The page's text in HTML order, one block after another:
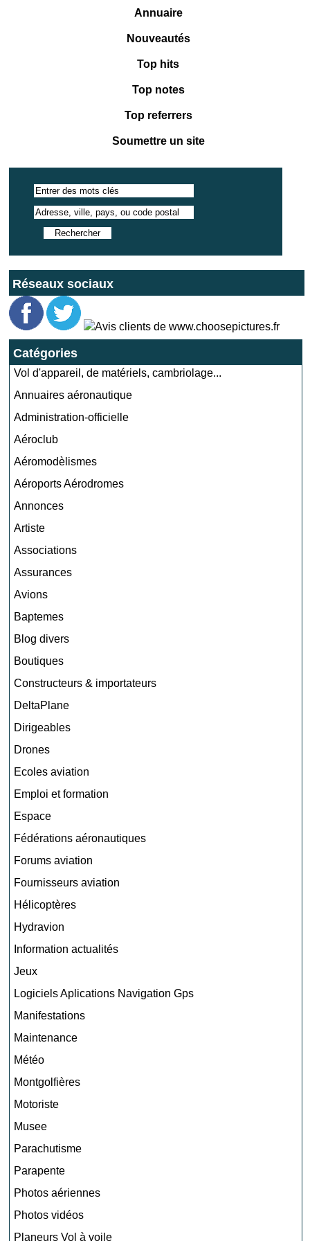
Annuaire
Nouveautés
Top hits
Top notes
Top referrers
Soumettre un site
Réseaux sociaux
Catégories
Vol d'appareil, de matériels, cambriolage...
Annuaires aéronautique
Administration-officielle
Aéroclub
Aéromodèlismes
Aéroports Aérodromes
Annonces
Artiste
Associations
Assurances
Avions
Baptemes
Blog divers
Boutiques
Constructeurs & importateurs
DeltaPlane
Dirigeables
Drones
Ecoles aviation
Emploi et formation
Espace
Fédérations aéronautiques
Forums aviation
Fournisseurs aviation
Hélicoptères
Hydravion
Information actualités
Jeux
Logiciels Aplications Navigation Gps
Manifestations
Maintenance
Météo
Montgolfières
Motoriste
Musee
Parachutisme
Parapente
Photos aériennes
Photos vidéos
Planeurs Vol à voile